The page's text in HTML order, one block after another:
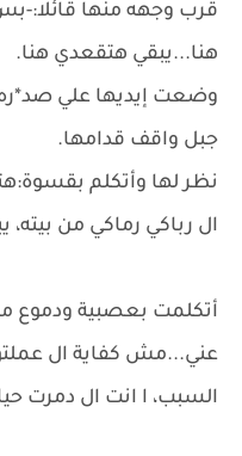
قرب وجهه منها قائلا:-
هنا...يبقي هتقعدي هنا.
وضعت إيديها علي صد*ره
جبل واقف قدامها.
نظر لها وأتكلم
ال رباكي رماكي من بيته،
أتكلمت بعصبية ودموع
عني...مش كفاية ال
السبب، ا انت ال دمرت